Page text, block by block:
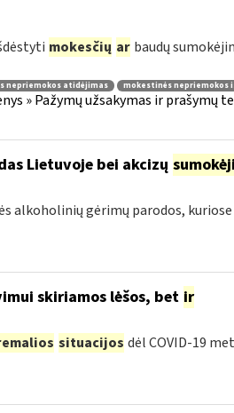
mokesčių ar baudų
nepriemokos atidėjimas mokestinės nepriemokos
» Pažymų užsakymas ir prašymų
Lietuvoje bei akcizų
alkoholinių gėrimų parodos, kuriose
skiriamos lėšos, bet ir
situacijos dėl COVID-19